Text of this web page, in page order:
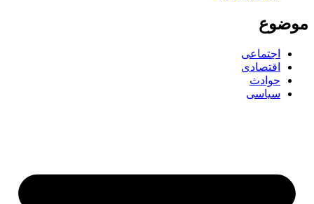
اجتماعی
اقتصادی
حوادث
سیاسی